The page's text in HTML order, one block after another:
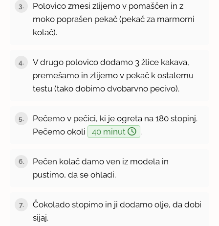
3.
Polovico zmesi zlijemo v pomaščen in z
moko poprašen pekač (pekač za marmorni
kolač).
4.
V drugo polovico dodamo 3 žlice kakava,
premešamo in zlijemo v pekač k ostalemu
testu (tako dobimo dvobarvno pecivo).
5.
Pečemo v pečici, ki je ogreta na 180 stopinj.
Pečemo okoli
40 minut .
6.
Pečen kolač damo ven iz modela in
pustimo, da se ohladi.
7.
Čokolado stopimo in ji dodamo olje, da dobi
sijaj.